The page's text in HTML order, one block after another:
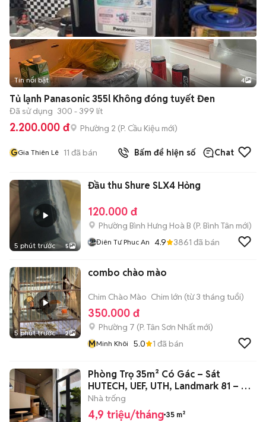
Tin nổi bật 4
Tủ lạnh Panasonic 355l Không đóng tuyết Đen
Đã sử dụng 300 - 399 lít
2.200.000 đ Phường 2 (P. Cầu Kiệu mới)
GGia Thiên Lê 11 đã bán Bấm để hiện số Chat
5 phút trước 5
Đầu thu Shure SLX4 Hỏng
120.000 đ
Phường Bình Hưng Hoà B (P. Bình Tân mới)
Điên Tư Phuc An 4.9 3861 đã bán
5 phút trước 2
combo chào mào
Chim Chào Mào Chim lớn (từ 3 tháng tuổi)
350.000 đ
Phường 7 (P. Tân Sơn Nhất mới)
MMinh Khôi 5.0 1 đã bán
Phòng Trọ 35m² Có Gác – Sát
HUTECH, UEF, UTH, Landmark 81 – Chỉ
4.9 Tr
Nhà trống
4,9 triệu/tháng 35 m²